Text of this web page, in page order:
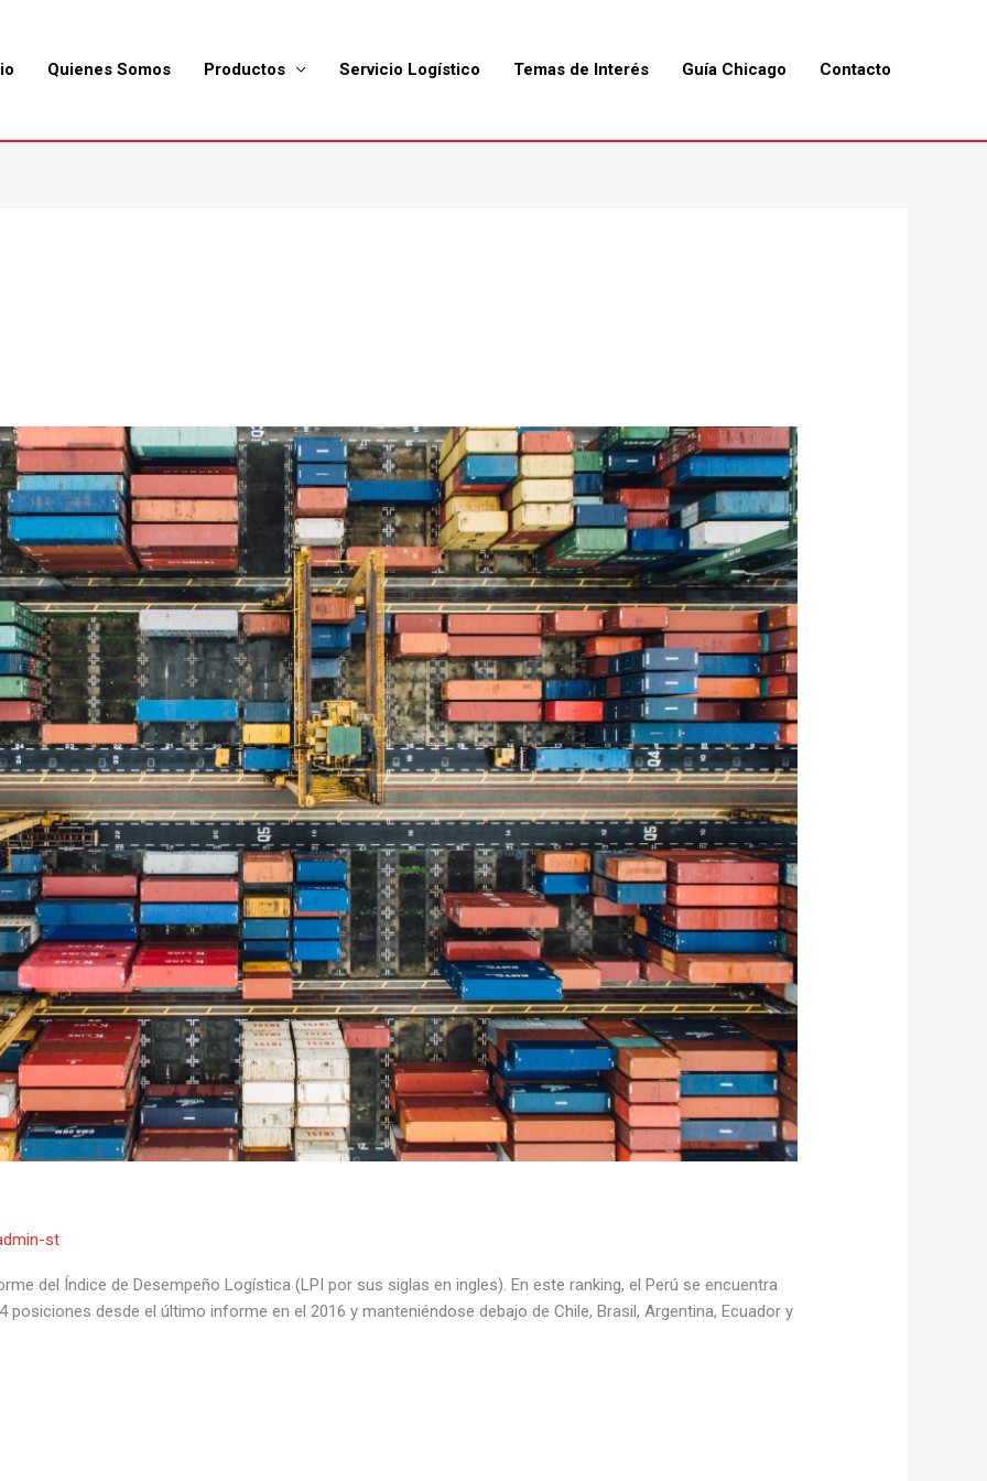
Quienes Somos Productos Servicio Logístico Temas de Interés Guía Chicago Contacto
st
del Índice de Desempeño Logística (LPI por sus siglas en ingles). En este ranking, el Perú se encuentra
posiciones desde el último informe en el 2016 y manteniéndose debajo de Chile, Brasil, Argentina, Ecuador y